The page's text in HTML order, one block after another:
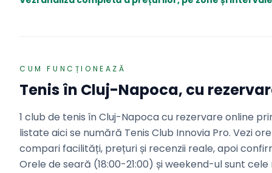
CUM FUNCȚIONEAZĂ
Tenisîn Cluj-Napoca, cu
1 club de tenis în Cluj-Napoca cu rezervare online
listate aici se numără Tenis Club Innovia Pro. Vezi
compari facilități, prețuri și recenzii reale, apoi
Orele de seară (18:00-21:00) și weekend-ul sunt